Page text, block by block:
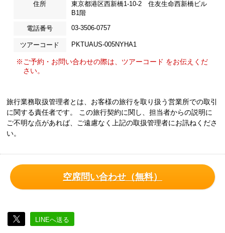
住所
東京都港区西新橋1-10-2 住友生命西新橋ビル
B1階
電話番号 03-3506-0757
ツアーコード PKTUAUS-005NYHA1
※ご予約・お問い合わせの際は、ツアーコード をお伝えくだ
さい。
旅行業務取扱管理者とは、お客様の旅行を取り扱う営業所での取引
に関する責任者です。 この旅行契約に関し、担当者からの説明に
ご不明な点があれば、ご遠慮なく上記の取扱管理者にお訊ねくださ
い。
空席問い合わせ（無料）
LINEへ送る